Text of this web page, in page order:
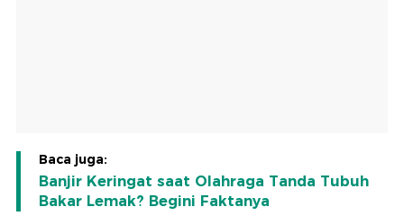
Baca juga:
Banjir Keringat saat Olahraga Tanda Tubuh
Bakar Lemak? Begini Faktanya